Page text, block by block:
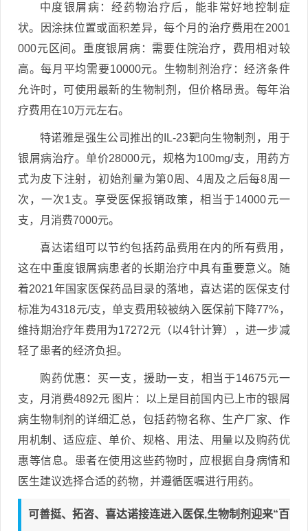
中度银屑病：经药物治疗后，能非常好地控制症
状。因涂抹位置或面积差异，每个月的治疗费用在2001
000元区间。重度银屑病：需要住院治疗，费用相对较
高。每月平均需要10000元。生物制剂治疗：经济条件
允许时，可使用最新的生物制剂，但价格昂贵。每年治
疗费用在10万元左右。
特诺雅是强生公司推出的IL-23靶向生物制剂，用于
银屑病治疗。单价28000元，规格为100mg/支，用药方
式为皮下注射，初始剂量为第0周、4周及之后每8周一
次，一次1支。享受医保报销政策，相当于14000元一
支，月消费7000元。
喜达诺组可以节约包括药品费用在内的所有费用，
这在中重度银屑病患者的长期治疗中具有重要意义。随
着2021年国家医保药品目录的落地，喜达诺的医保支付
标准为4318元/支，单支费用较被纳入医保前下降77%，
维持期治疗年费用为17272元（以4针计算），进一步减
轻了患者的经济负担。
购药优惠：买一支，援助一支，相当于14675元一
支，月消费4892元 图片：以上是目前国内已上市的银屑
病生物制剂的详细汇总，包括药物名称、生产厂家、作
用机制、适应症、单价、规格、用法、用量以及购药优
惠等信息。患者在使用这些药物时，应根据自身病情和
医生建议选择合适的药物，并遵循医嘱进行用药。
可善挺、拓咨、喜达诺接连进入医保,生物制剂迎来“百